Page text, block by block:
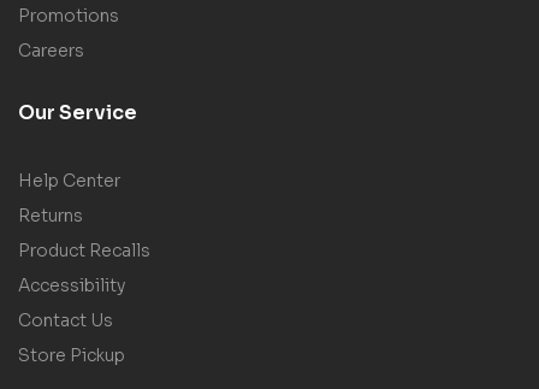
Promotions
Careers
Our Service
Help Center
Returns
Product Recalls
Accessibility
Contact Us
Store Pickup